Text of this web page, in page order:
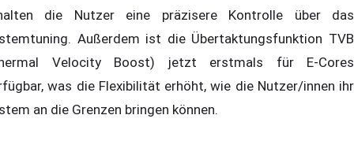
die Nutzer eine präzisere Kontrolle über das
Außerdem ist die Übertaktungsfunktion TVB
Velocity Boost) jetzt erstmals für E-Cores
was die Flexibilität erhöht, wie die Nutzer/innen ihr
an die Grenzen bringen können.